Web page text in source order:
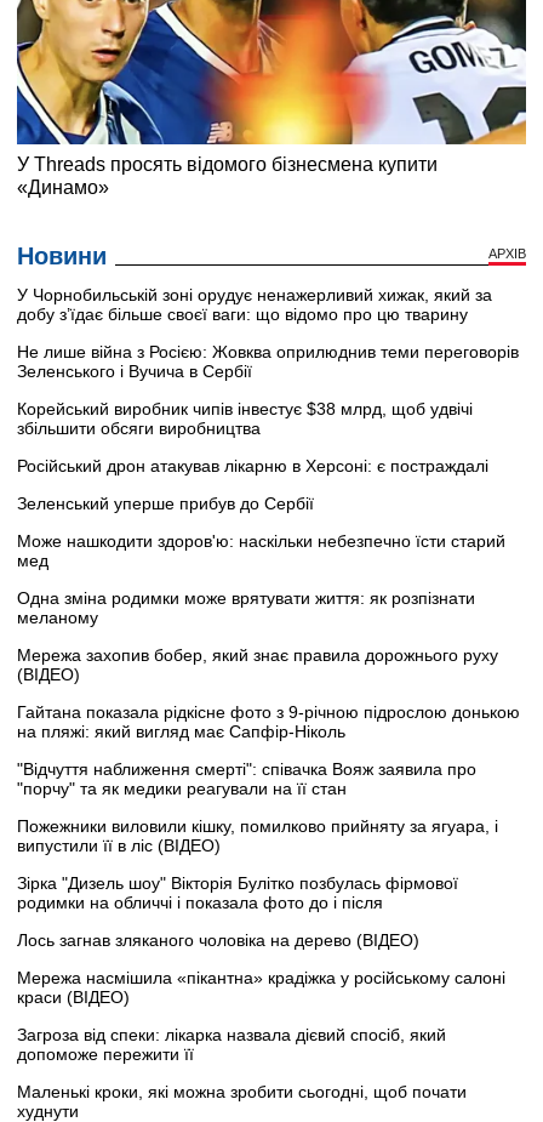
Новини АРХІВ
У Чорнобильській зоні орудує ненажерливий хижак, який за
добу з’їдає більше своєї ваги: що відомо про цю тварину
Не лише війна з Росією: Жовква оприлюднив теми переговорів
Зеленського і Вучича в Сербії
Корейський виробник чипів інвестує $38 млрд, щоб удвічі
збільшити обсяги виробництва
Російський дрон атакував лікарню в Херсоні: є постраждалі
Зеленський уперше прибув до Сербії
Може нашкодити здоров'ю: наскільки небезпечно їсти старий
мед
Одна зміна родимки може врятувати життя: як розпізнати
меланому
Мережа захопив бобер, який знає правила дорожнього руху
(ВІДЕО)
Гайтана показала рідкісне фото з 9-річною підрослою донькою
на пляжі: який вигляд має Сапфір-Ніколь
"Відчуття наближення смерті": співачка Вояж заявила про
"порчу" та як медики реагували на її стан
Пожежники виловили кішку, помилково прийняту за ягуара, і
випустили її в ліс (ВІДЕО)
Зірка "Дизель шоу" Вікторія Булітко позбулась фірмової
родимки на обличчі і показала фото до і після
Лось загнав зляканого чоловіка на дерево (ВІДЕО)
Мережа насмішила «пікантна» крадіжка у російському салоні
краси (ВІДЕО)
Загроза від спеки: лікарка назвала дієвий спосіб, який
допоможе пережити її
Маленькі кроки, які можна зробити сьогодні, щоб почати
худнути